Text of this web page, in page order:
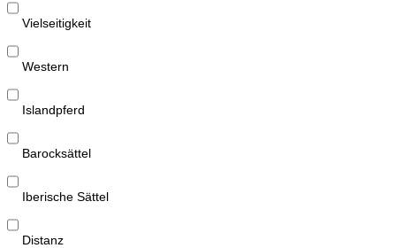
Vielseitigkeit
Western
Islandpferd
Barocksättel
Iberische Sättel
Distanz